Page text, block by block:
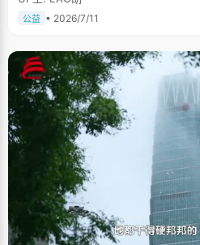
公益 • 2026/7/11